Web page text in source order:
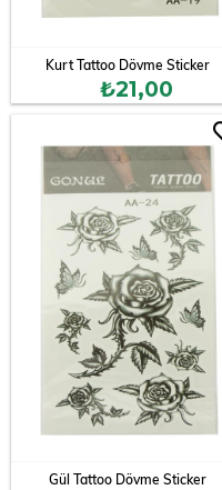
Kurt Tattoo Dövme Sticker
₺21,00
Gül Tattoo Dövme Sticker